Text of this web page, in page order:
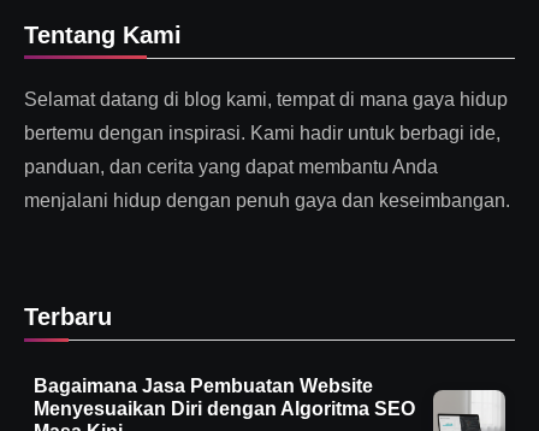
Tentang Kami
Selamat datang di blog kami, tempat di mana gaya hidup
bertemu dengan inspirasi. Kami hadir untuk berbagi ide,
panduan, dan cerita yang dapat membantu Anda
menjalani hidup dengan penuh gaya dan keseimbangan.
Terbaru
Bagaimana Jasa Pembuatan Website
Menyesuaikan Diri dengan Algoritma SEO